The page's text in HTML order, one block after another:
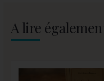
A lire